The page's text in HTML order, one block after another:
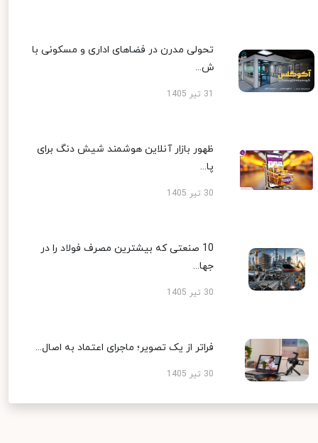
تحولی مدرن در فضاهای اداری و مسکونی با
ش...
ظهور بازار آنلاین هوشمند شیش دنگ برای
پا...
30 تیر 1405
10 صنعتی که بیشترین مصرف فولاد را در
جها...
30 تیر 1405
فراتر از یک تصویر؛ ماجرای اعتماد به اصال...
30 تیر 1405